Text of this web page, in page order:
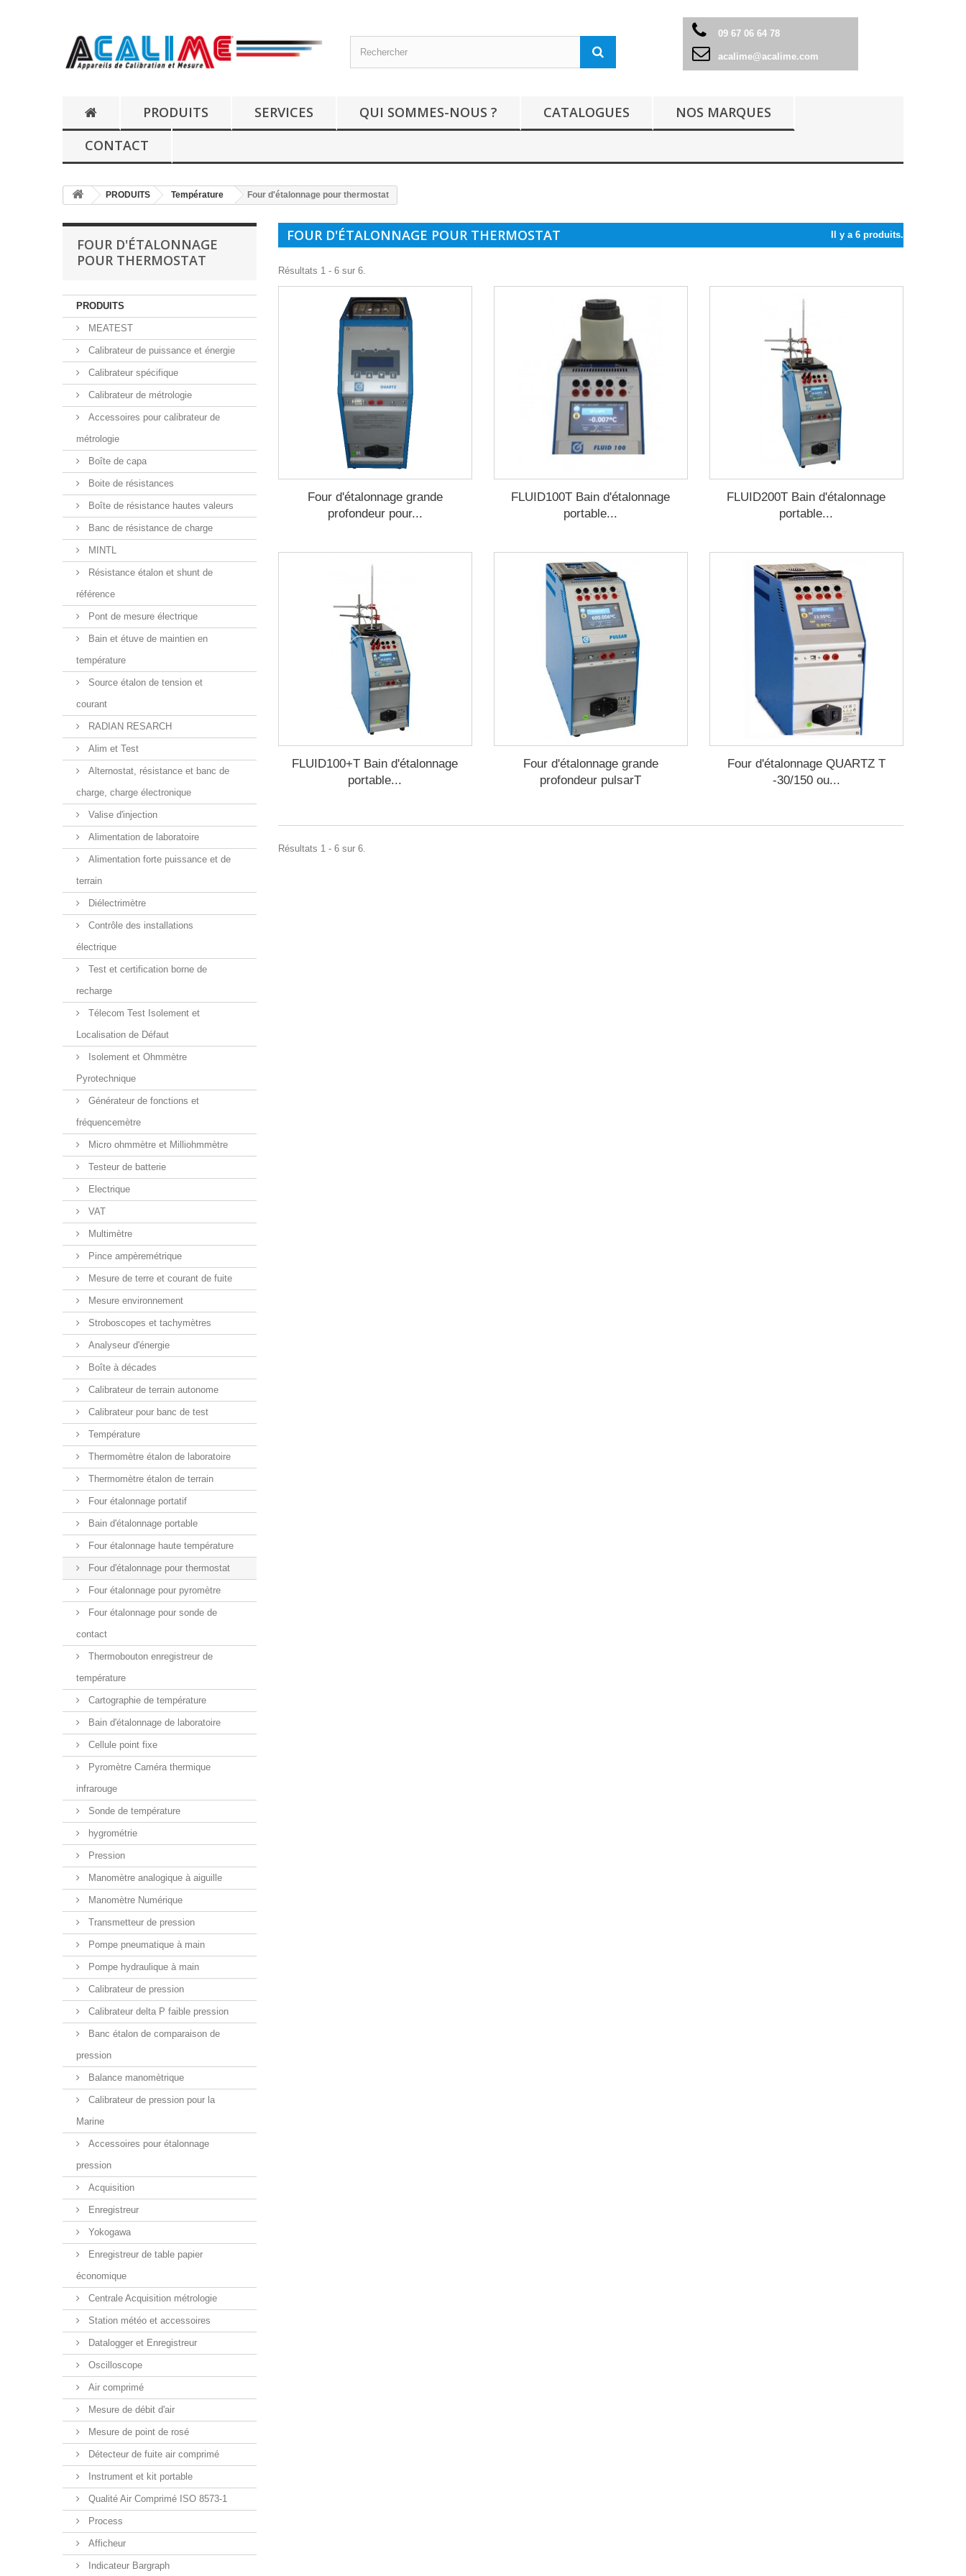
09 67 06 64 78
acalime@acalime.com
PRODUITS SERVICES QUI SOMMES-NOUS ? CATALOGUES
NOS MARQUES
CONTACT
PRODUITS Température Four d'étalonnage pour thermostat
FOUR D'ÉTALONNAGE
POUR THERMOSTAT
PRODUITS
MEATEST
Calibrateur de puissance et énergie
Calibrateur spécifique
Calibrateur de métrologie
Accessoires pour calibrateur de
métrologie
Boîte de capa
Boite de résistances
Boîte de résistance hautes valeurs
Banc de résistance de charge
MINTL
Résistance étalon et shunt de
référence
Pont de mesure électrique
Bain et étuve de maintien en
température
Source étalon de tension et
courant
RADIAN RESARCH
Alim et Test
Alternostat, résistance et banc de
charge, charge électronique
Valise d'injection
Alimentation de laboratoire
Alimentation forte puissance et de
terrain
Diélectrimètre
Contrôle des installations
électrique
Test et certification borne de
recharge
Télecom Test Isolement et
Localisation de Défaut
Isolement et Ohmmètre
Pyrotechnique
Générateur de fonctions et
fréquencemètre
Micro ohmmètre et Milliohmmètre
Testeur de batterie
Electrique
VAT
Multimètre
Pince ampèremétrique
Mesure de terre et courant de fuite
Mesure environnement
Stroboscopes et tachymètres
Analyseur d'énergie
Boîte à décades
Calibrateur de terrain autonome
Calibrateur pour banc de test
Température
Thermomètre étalon de laboratoire
Thermomètre étalon de terrain
Four étalonnage portatif
Bain d'étalonnage portable
Four étalonnage haute température
Four d'étalonnage pour thermostat
Four étalonnage pour pyromètre
Four étalonnage pour sonde de
contact
Thermobouton enregistreur de
température
Cartographie de température
Bain d'étalonnage de laboratoire
Cellule point fixe
Pyromètre Caméra thermique
infrarouge
Sonde de température
hygrométrie
Pression
Manomètre analogique à aiguille
Manomètre Numérique
Transmetteur de pression
Pompe pneumatique à main
Pompe hydraulique à main
Calibrateur de pression
Calibrateur delta P faible pression
Banc étalon de comparaison de
pression
Balance manomètrique
Calibrateur de pression pour la
Marine
Accessoires pour étalonnage
pression
Acquisition
Enregistreur
Yokogawa
Enregistreur de table papier
économique
Centrale Acquisition métrologie
Station météo et accessoires
Datalogger et Enregistreur
Oscilloscope
Air comprimé
Mesure de débit d'air
Mesure de point de rosé
Détecteur de fuite air comprimé
Instrument et kit portable
Qualité Air Comprimé ISO 8573-1
Process
Afficheur
Indicateur Bargraph
FOUR D'ÉTALONNAGE POUR THERMOSTAT Il y a 6 produits.
Résultats 1 - 6 sur 6.
Four d'étalonnage grande
profondeur pour...
FLUID100T Bain d'étalonnage
portable...
FLUID200T Bain d'étalonnage
portable...
FLUID100+T Bain d'étalonnage
portable...
Four d'étalonnage grande
profondeur pulsarT
Four d'étalonnage QUARTZ T
-30/150 ou...
Résultats 1 - 6 sur 6.